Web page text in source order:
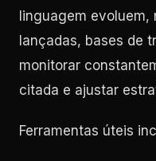
linguagem
lançadas, bases de
monitorar
citada e ajustar
Ferramentas úteis